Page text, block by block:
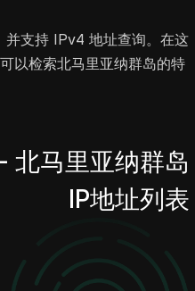
并支持 IPv4 地址查询。在这
以检索北马里亚纳群岛的特
北马里亚纳群岛
IP地址列表